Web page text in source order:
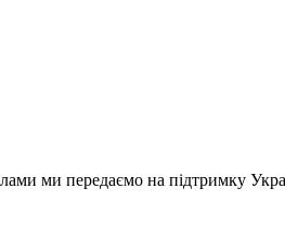
ми передаємо на підтримку